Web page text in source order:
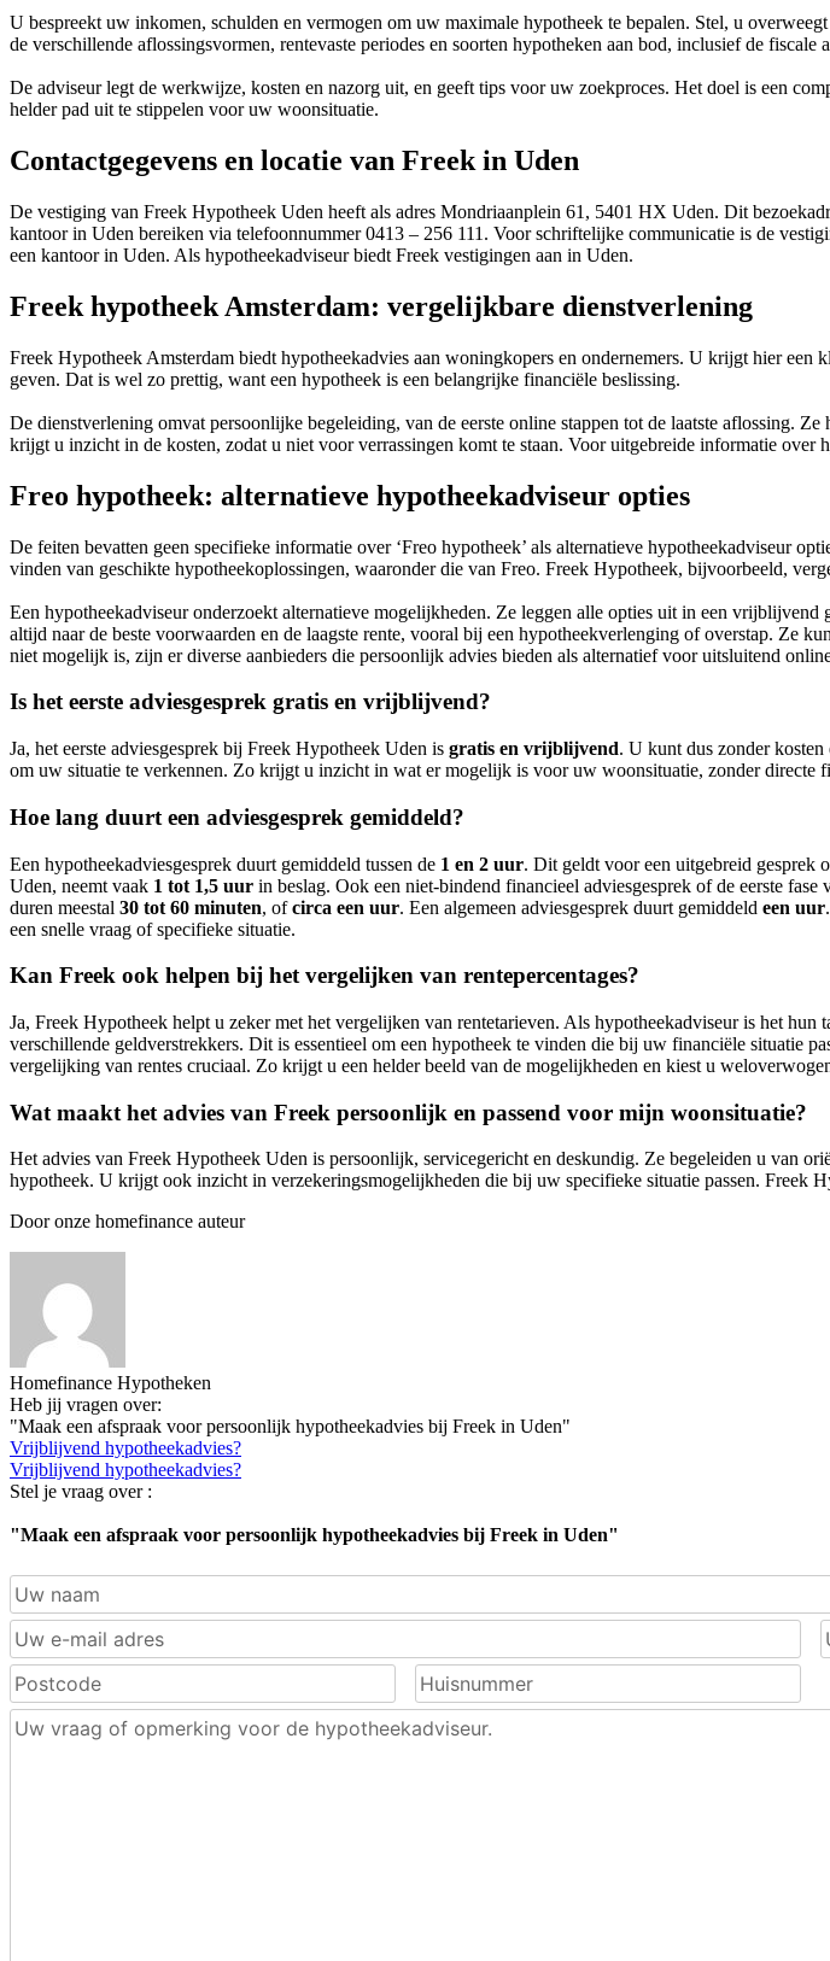
U bespreekt uw inkomen, schulden en vermogen om uw maximale hypotheek te bepalen. Stel, u
de verschillende aflossingsvormen, rentevaste periodes en soorten hypotheken aan bod, inclusief de fiscale
De adviseur legt de werkwijze, kosten en nazorg uit, en geeft tips voor uw zoekproces. Het doel is een
helder pad uit te stippelen voor uw woonsituatie.
Contactgegevens en locatie van Freek in Uden
De vestiging van Freek Hypotheek Uden heeft als adres Mondriaanplein 61, 5401 HX Uden. Dit
kantoor in Uden bereiken via telefoonnummer 0413 – 256 111. Voor schriftelijke communicatie is de
een kantoor in Uden. Als hypotheekadviseur biedt Freek vestigingen aan in Uden.
Freek hypotheek Amsterdam: vergelijkbare dienstverlening
Freek Hypotheek Amsterdam biedt hypotheekadvies aan woningkopers en ondernemers. U krijgt hier
geven. Dat is wel zo prettig, want een hypotheek is een belangrijke financiële beslissing.
De dienstverlening omvat persoonlijke begeleiding, van de eerste online stappen tot de laatste aflossing.
krijgt u inzicht in de kosten, zodat u niet voor verrassingen komt te staan. Voor uitgebreide informatie
Freo hypotheek: alternatieve hypotheekadviseur opties
De feiten bevatten geen specifieke informatie over ‘Freo hypotheek’ als alternatieve hypotheekadviseur
vinden van geschikte hypotheekoplossingen, waaronder die van Freo. Freek Hypotheek, bijvoorbeeld,
Een hypotheekadviseur onderzoekt alternatieve mogelijkheden. Ze leggen alle opties uit in een
altijd naar de beste voorwaarden en de laagste rente, vooral bij een hypotheekverlenging of overstap. Ze
niet mogelijk is, zijn er diverse aanbieders die persoonlijk advies bieden als alternatief voor uitsluitend
Is het eerste adviesgesprek gratis en vrijblijvend?
Ja, het eerste adviesgesprek bij Freek Hypotheek Uden is gratis en vrijblijvend. U kunt dus zonder
om uw situatie te verkennen. Zo krijgt u inzicht in wat er mogelijk is voor uw woonsituatie, zonder directe
Hoe lang duurt een adviesgesprek gemiddeld?
Een hypotheekadviesgesprek duurt gemiddeld tussen de 1 en 2 uur. Dit geldt voor een uitgebreid gesprek
Uden, neemt vaak 1 tot 1,5 uur in beslag. Ook een niet-bindend financieel adviesgesprek of de eerste
duren meestal 30 tot 60 minuten, ofcirca een uur. Een algemeen adviesgesprek duurt gemiddeld een uur
een snelle vraag of specifieke situatie.
Kan Freek ook helpen bij het vergelijken van rentepercentages?
Ja, Freek Hypotheek helpt u zeker met het vergelijken van rentetarieven. Als hypotheekadviseur is het
verschillende geldverstrekkers. Dit is essentieel om een hypotheek te vinden die bij uw financiële situatie
vergelijking van rentes cruciaal. Zo krijgt u een helder beeld van de mogelijkheden en kiest u
Wat maakt het advies van Freek persoonlijk en passend voor mijn woonsituatie?
Het advies van Freek Hypotheek Uden is persoonlijk, servicegericht en deskundig. Ze begeleiden u van
hypotheek. U krijgt ook inzicht in verzekeringsmogelijkheden die bij uw specifieke situatie passen. Freek
Door onze homefinance auteur
Homefinance Hypotheken
Heb jij vragen over:
"Maak een afspraak voor persoonlijk hypotheekadvies bij Freek in Uden"
Vrijblijvend hypotheekadvies?
Vrijblijvend hypotheekadvies?
Stel je vraag over :
"Maak een afspraak voor persoonlijk hypotheekadvies bij Freek in Uden"